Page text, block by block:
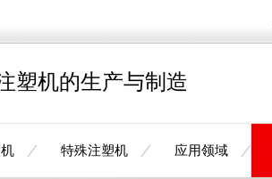
塑机的生产与制造
特殊注塑机 应用领域